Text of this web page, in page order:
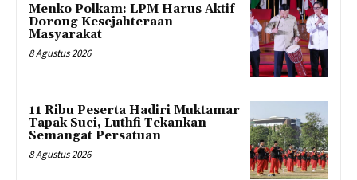
Menko Polkam: LPM Harus Aktif
Dorong Kesejahteraan
Masyarakat
8 Agustus 2026
11 Ribu Peserta Hadiri Muktamar
Tapak Suci, Luthfi Tekankan
Semangat Persatuan
8 Agustus 2026